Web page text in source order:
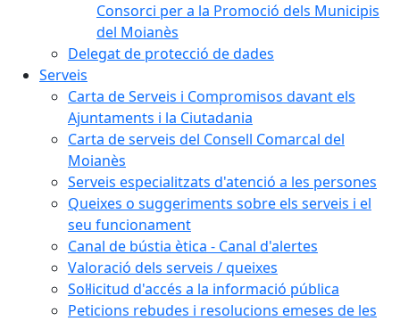
Consorci per a la Promoció dels Municipis
del Moianès
Delegat de protecció de dades
Serveis
Carta de Serveis i Compromisos davant els
Ajuntaments i la Ciutadania
Carta de serveis del Consell Comarcal del
Moianès
Serveis especialitzats d'atenció a les persones
Queixes o suggeriments sobre els serveis i el
seu funcionament
Canal de bústia ètica - Canal d'alertes
Valoració dels serveis / queixes
Sol·licitud d'accés a la informació pública
Peticions rebudes i resolucions emeses de les